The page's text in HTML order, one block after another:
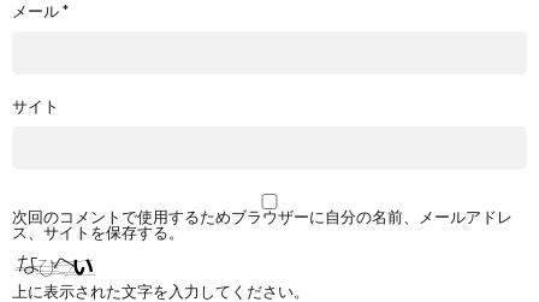
メール*
サイト
次回のコメントで使用するためブラウザーに自分の名前、メールアドレ
ス、サイトを保存する。
上に表示された文字を入力してください。